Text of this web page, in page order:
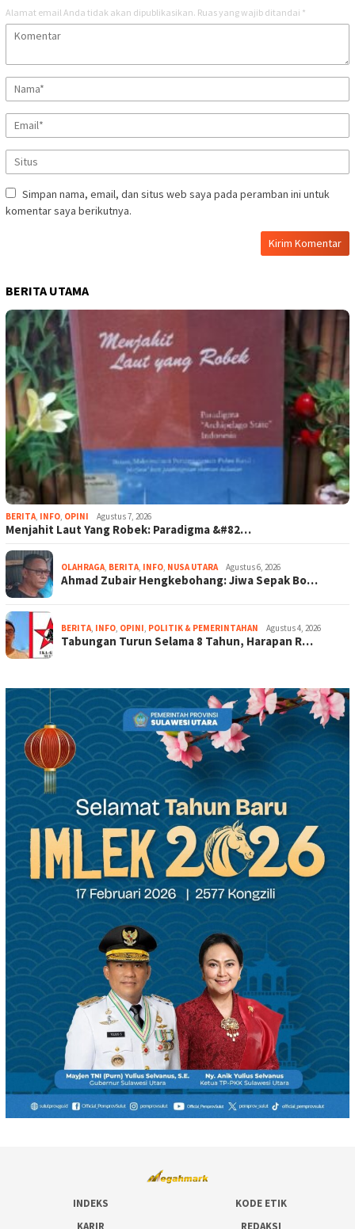
Alamat email Anda tidak akan dipublikasikan. Ruas yang wajib ditandai *
Simpan nama, email, dan situs web saya pada peramban ini untuk
komentar saya berikutnya.
BERITA UTAMA
BERITA, INFO, OPINI Agustus 7, 2026
Menjahit Laut Yang Robek: Paradigma &#82…
OLAHRAGA, BERITA, INFO, NUSA UTARA Agustus 6, 2026
Ahmad Zubair Hengkebohang: Jiwa Sepak Bo…
BERITA, INFO, OPINI, POLITIK & PEMERINTAHAN Agustus 4, 2026
Tabungan Turun Selama 8 Tahun, Harapan R…
INDEKS
KODE ETIK